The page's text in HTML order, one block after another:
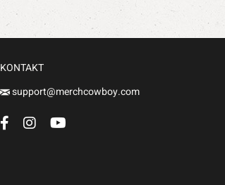
KONTAKT
support@merchcowboy.com